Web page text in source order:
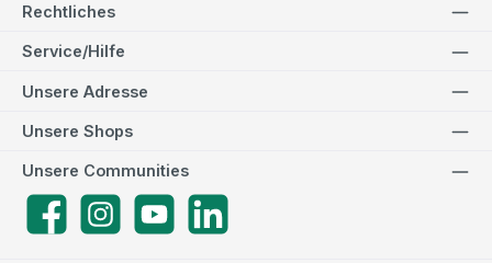
Rechtliches
Service/Hilfe
Unsere Adresse
Unsere Communities
FacebookInstagramYouTube
Unsere Shops